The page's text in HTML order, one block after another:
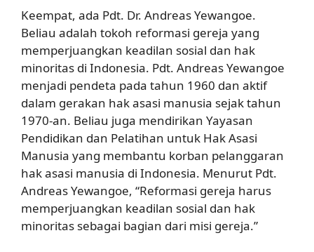
Keempat, ada Pdt. Dr. Andreas Yewangoe.
Beliau adalah tokoh reformasi gereja yang
memperjuangkan keadilan sosial dan hak
minoritas di Indonesia. Pdt. Andreas Yewangoe
menjadi pendeta pada tahun 1960 dan aktif
dalam gerakan hak asasi manusia sejak tahun
1970-an. Beliau juga mendirikan Yayasan
Pendidikan dan Pelatihan untuk Hak Asasi
Manusia yang membantu korban pelanggaran
hak asasi manusia di Indonesia. Menurut Pdt.
Andreas Yewangoe, “Reformasi gereja harus
memperjuangkan keadilan sosial dan hak
minoritas sebagai bagian dari misi gereja.”